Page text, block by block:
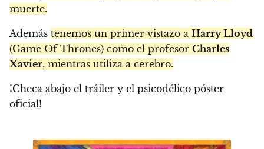
muerte.
Además tenemos un primer vistazo a Harry Lloyd
(Game Of Thrones) como el profesor Charles
Xavier, mientras utiliza a cerebro.
¡Checa abajo el tráiler y el psicodélico póster
oficial!